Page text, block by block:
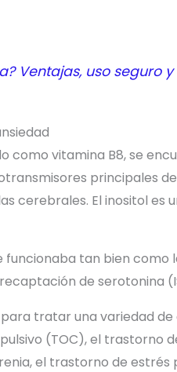
Ventajas, uso seguro
como vitamina B8, se
principales
cerebrales. El inositol
funcionaba tan bien
de serotonina
para tratar una variedad
(TOC), el trastorno
el trastorno de